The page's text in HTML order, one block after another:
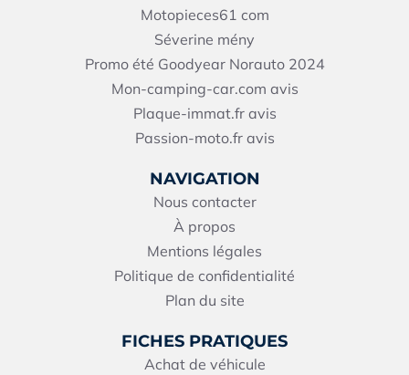
FICHES PRATIQUES
Achat de véhicule
NAVIGATION
Nous contacter
À propos
Mentions légales
Politique de confidentialité
Plan du site
Motopieces61 com
Séverine mény
Promo été Goodyear Norauto 2024
Mon-camping-car.com avis
Plaque-immat.fr avis
Passion-moto.fr avis